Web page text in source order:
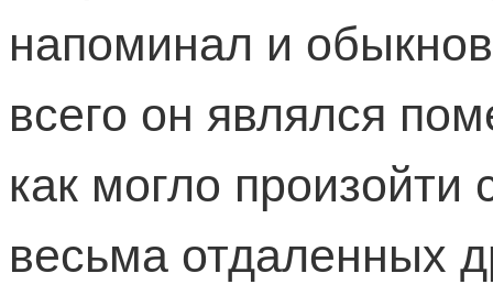
напоминал и
всего он являлся
как могло
весьма отдаленных